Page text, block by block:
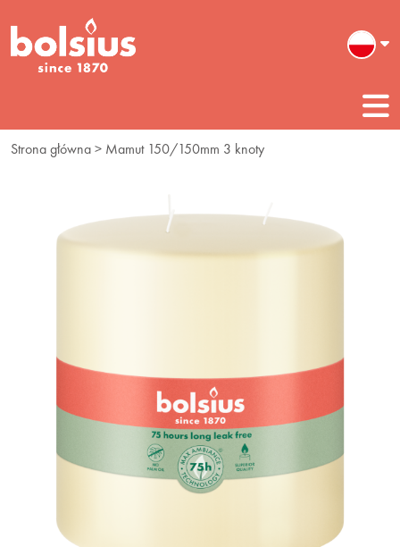
Strona główna> Mamut 150/150mm 3 knoty